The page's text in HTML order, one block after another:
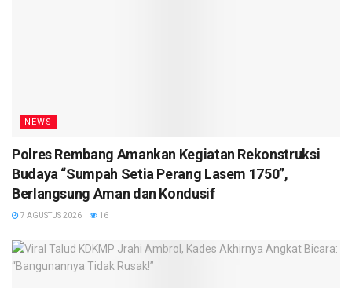
NEWS
Polres Rembang Amankan Kegiatan Rekonstruksi
Budaya “Sumpah Setia Perang Lasem 1750”,
Berlangsung Aman dan Kondusif
7 AGUSTUS 2026 16